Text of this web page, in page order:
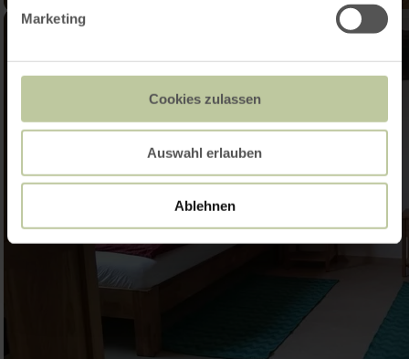
Marketing
Cookies zulassen
Auswahl erlauben
Ablehnen